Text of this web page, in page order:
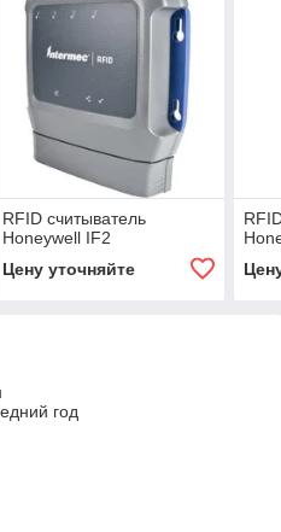
RFID считыватель
Honeywell IF2
Цену уточняйте
год